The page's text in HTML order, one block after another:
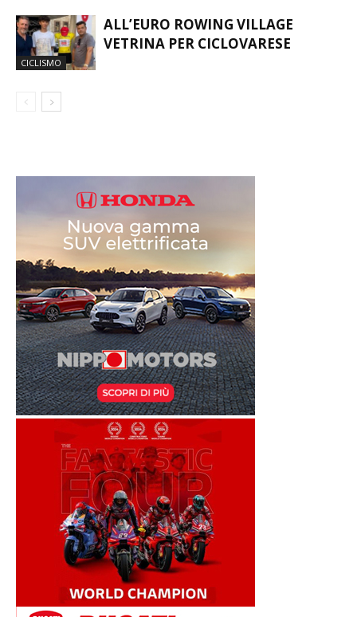
CICLISMO
ALL’EURO ROWING VILLAGE
VETRINA PER CICLOVARESE